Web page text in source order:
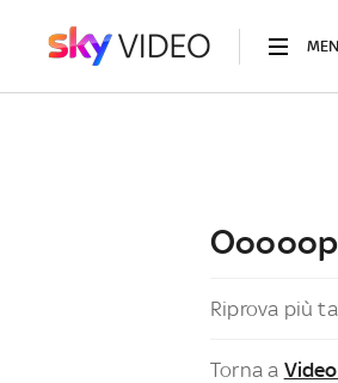
Riprova più
Torna a